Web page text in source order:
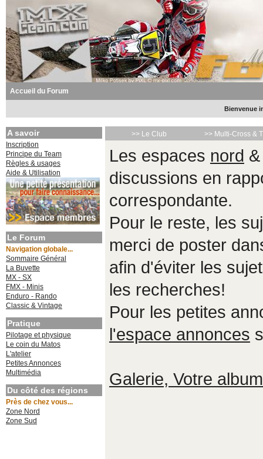
Accueil du Forum
Bienvenue
A savoir
Inscription
Principe du Team
Règles & usages
Aide & Utilisation
Le Forum
Navigation globale...
Sommaire Général
La Buvette
MX - SX
FMX - Minis
Enduro - Rando
Classic & Vintage
Pratique
Pilotage et physique
Le coin du Matos
L'atelier
Petites Annonces
Multimédia
Du côté des régions
Près de chez vous...
Zone Nord
Zone Sud
>> Le Club >> Multi-Cross &
Les espaces nord
discussions en
correspondante.
Pour le reste, les
merci de poster
afin d'éviter les
les recherches!
Pour les petites
l'espace annonces
Galerie, Votre